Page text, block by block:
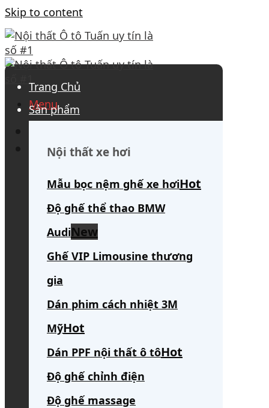
Skip to content
Menu
Search for:
Trang Chủ
Sản phẩm
Nội thất xe hơi
Mẫu bọc nệm ghế xe hơi
Độ ghế thể thao BMW
Audi
Ghế VIP Limousine thương
gia
Dán phim cách nhiệt 3M
Mỹ
Dán PPF nội thất ô tô
Độ ghế chỉnh điện
Độ ghế massage